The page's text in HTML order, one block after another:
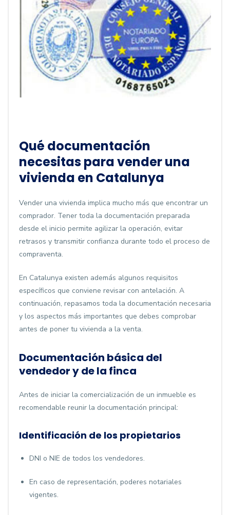
Qué documentación
necesitas para vender una
vivienda en Catalunya
Vender una vivienda implica mucho más que encontrar un
comprador. Tener toda la documentación preparada
desde el inicio permite agilizar la operación, evitar
retrasos y transmitir confianza durante todo el proceso de
compraventa.
En Catalunya existen además algunos requisitos
específicos que conviene revisar con antelación. A
continuación, repasamos toda la documentación necesaria
y los aspectos más importantes que debes comprobar
antes de poner tu vivienda a la venta.
Documentación básica del
vendedor y de la finca
Antes de iniciar la comercialización de un inmueble es
recomendable reunir la documentación principal:
Identificación de los propietarios
DNI o NIE de todos los vendedores.
En caso de representación, poderes notariales
vigentes.